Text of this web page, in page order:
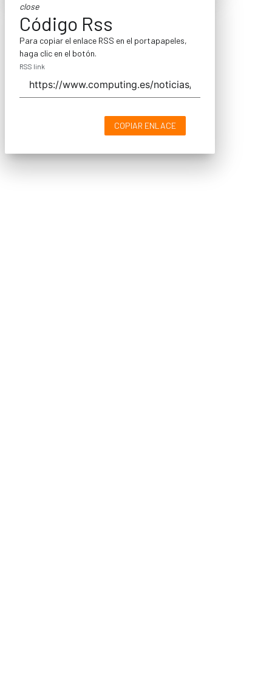
close
Código Rss
Para copiar el enlace RSS en el portapapeles,
haga clic en el botón.
RSS link
COPIAR ENLACE